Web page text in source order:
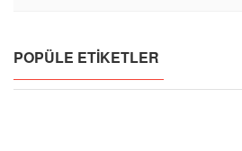
POPÜLE ETIKETLER